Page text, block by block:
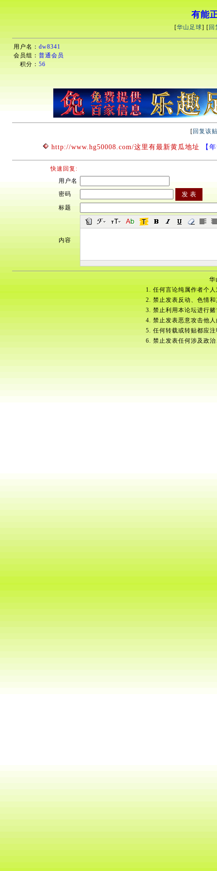
有能
[华山足球] [ 回
用户名： dw8341
会员组： 普通会员
积分： 56
[ 回复该
http://www.hg50008.com/这里有最新黄瓜地址 【
快速回复:
用户名
密码
标题
内容
华
1. 任何言论纯属作者个
2. 禁止发表反动、色情
3. 禁止利用本论坛进行
4. 禁止发表恶意攻击他
5. 任何转载或转贴都应
6. 禁止发表任何涉及政